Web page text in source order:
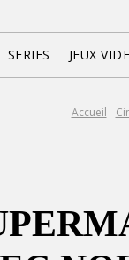
SERIES JEUX
Accueil